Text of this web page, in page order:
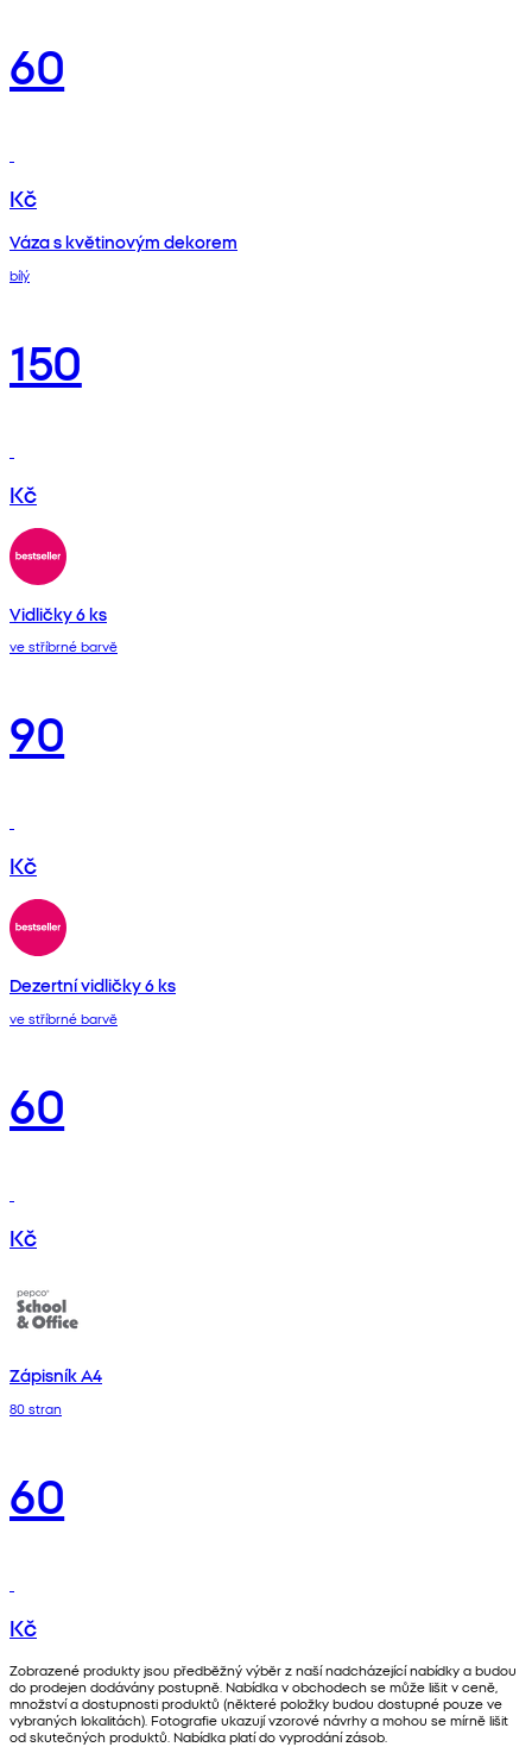
60
Kč
Váza s květinovým dekorem
bílý
150
Kč
Vidličky 6 ks
ve stříbrné barvě
90
Kč
Dezertní vidličky 6 ks
ve stříbrné barvě
60
Kč
Zápisník A4
80 stran
60
Kč
Zobrazené produkty jsou předběžný výběr z naší nadcházející nabídky a budou
do prodejen dodávány postupně. Nabídka v obchodech se může lišit v ceně,
množství a dostupnosti produktů (některé položky budou dostupné pouze ve
vybraných lokalitách). Fotografie ukazují vzorové návrhy a mohou se mírně lišit
od skutečných produktů. Nabídka platí do vyprodání zásob.